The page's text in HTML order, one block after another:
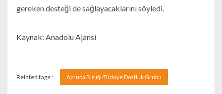
gereken desteği de sağlayacaklarını söyledi.
Kaynak: Anadolu Ajansi
Related tags : Avrupa Birliği-Türkiye Dostluk Grubu